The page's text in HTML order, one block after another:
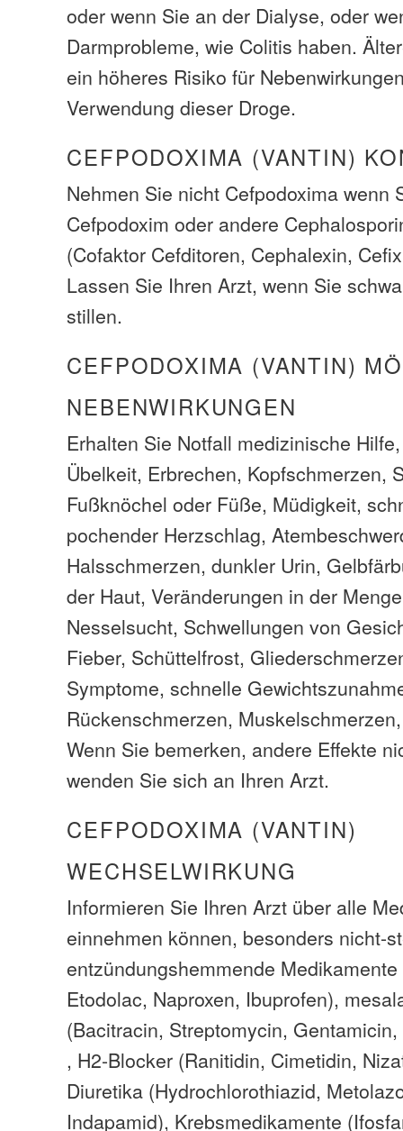
oder wenn Sie an der Dialyse, oder
Darmprobleme, wie Colitis haben.
ein höheres Risiko für
Verwendung dieser Droge.
CEFPODOXIMA (VANTIN)
Nehmen Sie nicht Cefpodoxima wenn
Cefpodoxim oder andere
(Cofaktor Cefditoren, Cephalexin,
Lassen Sie Ihren Arzt, wenn Sie
stillen.
CEFPODOXIMA (VANTIN)
NEBENWIRKUNGEN
Erhalten Sie Notfall medizinische
Übelkeit, Erbrechen, Kopfschmerzen,
Fußknöchel oder Füße, Müdigkeit,
pochender Herzschlag,
Halsschmerzen, dunkler Urin,
der Haut, Veränderungen in der
Nesselsucht, Schwellungen von
Fieber, Schüttelfrost,
Symptome, schnelle
Rückenschmerzen,
Wenn Sie bemerken, andere Effekte
wenden Sie sich an Ihren Arzt.
CEFPODOXIMA (VANTIN)
WECHSELWIRKUNG
Informieren Sie Ihren Arzt über alle
einnehmen können, besonders nicht-
entzündungshemmende
Etodolac, Naproxen, Ibuprofen),
(Bacitracin, Streptomycin,
, H2-Blocker (Ranitidin, Cimetidin,
Diuretika (Hydrochlorothiazid,
Indapamid), Krebsmedikamente